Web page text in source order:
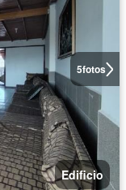
5fotos
Edificio